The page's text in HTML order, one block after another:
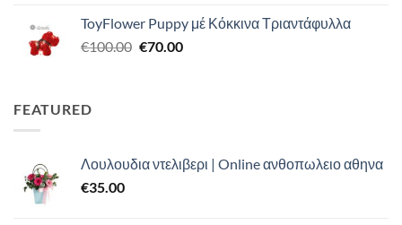
€120.00.είναι:
€80.00.
ToyFlower Puppy μέ Κόκκινα Τριαντάφυλλα
€100.00 Original
€70.00Η
FEATURED
Λουλουδια ντελιβερι | Online ανθοπωλειο αθηνα
€35.00